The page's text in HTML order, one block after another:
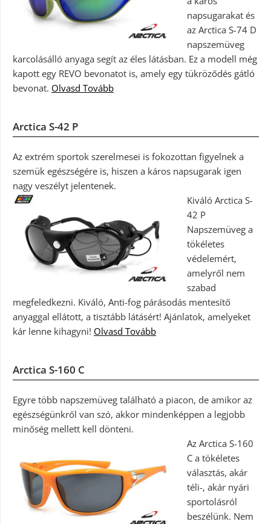
napsugarakat és
az Arctica S-74 D
napszemüveg
karcolásálló anyaga segít az éles látásban. Ez a modell még
kapott egy REVO bevonatot is, amely egy tükröződés gátló
bevonat. Olvasd Tovább
Arctica S-42 P
Az extrém sportok szerelmesei is fokozottan figyelnek a
szemük egészségére is, hiszen a káros napsugarak igen
nagy veszélyt jelentenek.
Kiváló Arctica S-
42 P
Napszemüveg a
tökéletes
védelemért,
amelyről nem
szabad
megfeledkezni. Kiváló, Anti-fog párásodás mentesítő
anyaggal ellátott, a tisztább látásért! Ajánlatok, amelyeket
kár lenne kihagyni! Olvasd Tovább
Arctica S-160 C
Egyre több napszemüveg található a piacon, de amikor az
egészségünkről van szó, akkor mindenképpen a legjobb
minőség mellett kell dönteni.
Az Arctica S-160
C a tökéletes
választás, akár
téli-, akár nyári
sportolásról
beszélünk. Nem